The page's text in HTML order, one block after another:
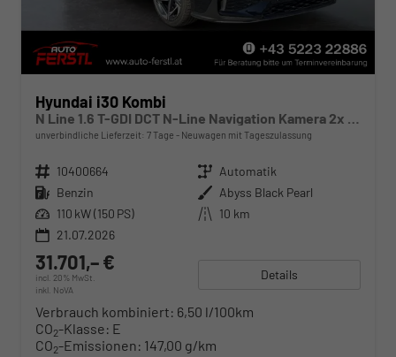
Hyundai i30 Kombi
N Line 1.6 T-GDI DCT N-Line Navigation Kamera 2x Einparkhilfe 18 Zoll 2Zonenklima
unverbindliche Lieferzeit: 7 Tage Neuwagen mit Tageszulassung
Fahrzeugnr. 10400664 Getriebe Automatik
Kraftstoff Benzin Außenfarbe Abyss Black Pearl
Leistung 110 kW (150 PS) Kilometerstand 10 km
21.07.2026
31.701,– €
incl. 20% MwSt.
inkl. NoVA
Details
Verbrauch kombiniert: 6,50 l/100km
CO2-Klasse: E
CO2-Emissionen: 147,00 g/km